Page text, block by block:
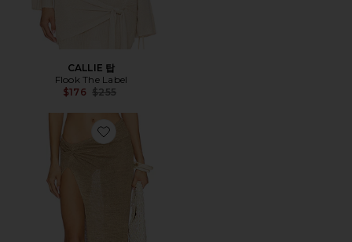
CALLIE 탑
Flook The Label
$176 Previous price:
$255
Favorite ZUHANA 스커트